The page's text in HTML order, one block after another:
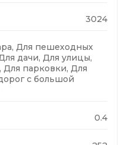
3024
Для пешеходных
дачи, Для улицы,
Для парковки, Для
с большой
0.4